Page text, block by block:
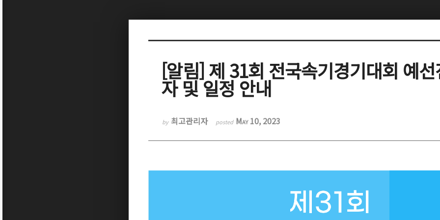
[알림] 제 31회 전국속기경기대회 예
자 및 일정 안내
by 최고관리자 posted May 10, 2023
Sketchbook5, 스케치북5
Sketchbook5, 스케치북5